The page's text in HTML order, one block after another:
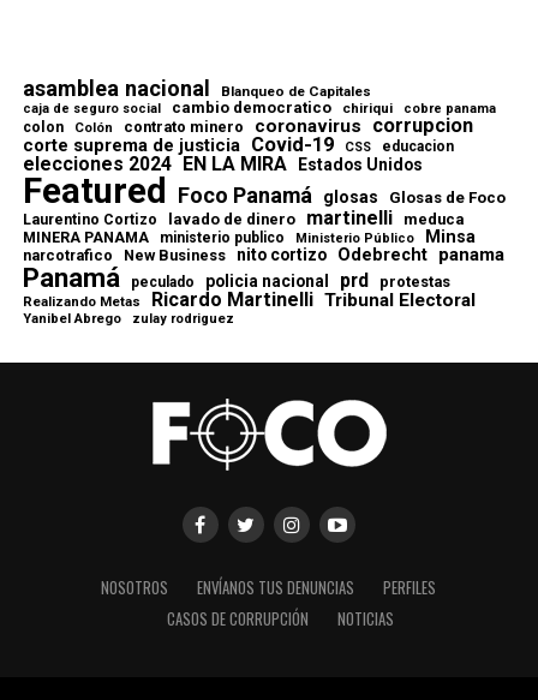
asamblea nacional Blanqueo de Capitales
caja de seguro social cambio democratico chiriqui cobre panama
colon Colón contrato minero coronavirus corrupcion
corte suprema de justicia Covid-19 CSS educacion
elecciones 2024 EN LA MIRA Estados Unidos
Featured Foco Panamá glosas Glosas de Foco
Laurentino Cortizo lavado de dinero martinelli meduca
MINERA PANAMA ministerio publico Ministerio Público Minsa
narcotrafico New Business nito cortizo Odebrecht panama
Panamá peculado policia nacional prd protestas
Realizando Metas Ricardo Martinelli Tribunal Electoral
Yanibel Abrego zulay rodriguez
NOSOTROS ENVÍANOS TUS DENUNCIAS
PERFILES
CASOS DE CORRUPCIÓN
NOTICIAS